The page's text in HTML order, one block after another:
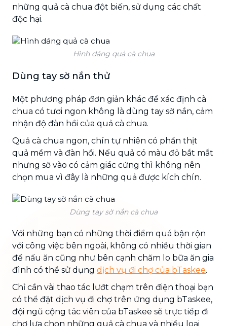
những quả cà chua đột biến, sử dụng các chất
độc hại.
Hình dáng quả cà chua
Dùng tay sờ nắn thử
Một phương pháp đơn giản khác để xác định cà
chua có tươi ngon không là dùng tay sờ nắn, cảm
nhận độ đàn hồi của quả cà chua.
Quả cà chua ngon, chín tự nhiên có phần thịt
quả mềm và đàn hồi. Nếu quả có màu đỏ bắt mắt
nhưng sờ vào có cảm giác cứng thì không nên
chọn mua vì đây là những quả được kích chín.
Dùng tay sờ nắn cà chua
Với những bạn có những thời điểm quá bận rộn
với công việc bên ngoài, không có nhiều thời gian
để nấu ăn cũng như bên cạnh chăm lo bữa ăn gia
đình có thể sử dụng dịch vụ đi chợ của bTaskee.
Chỉ cần vài thao tác lướt chạm trên điện thoại bạn
có thể đặt dịch vụ đi chợ trên ứng dụng bTaskee,
đội ngũ cộng tác viên của bTaskee sẽ trực tiếp đi
chợ lựa chọn những quả cà chua và nhiều loại